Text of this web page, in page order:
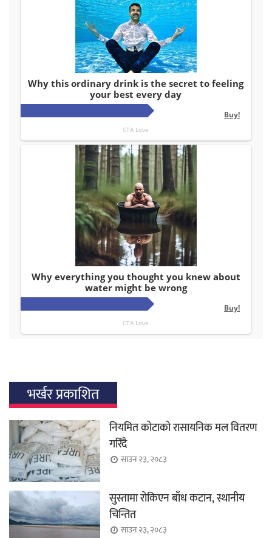
भर्खर प्रकाशित
नियमित कोटाको रासायनिक मल वितरण
गरिँदै
साउन २३, २०८३
सुस्तामा रोकिएन बाँध कटान, स्थानीय
चिन्तित
साउन २३, २०८३